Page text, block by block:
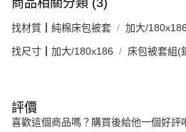
找材質┃純棉床包被套 加大/180x186
找尺寸┃加大/180x186 床包被套組(
評價
喜歡這個商品嗎？購買後給他一個好評